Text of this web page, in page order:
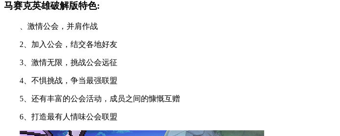
马赛克英雄破解版特色:
、激情公会，并肩作战
2、加入公会，结交各地好友
3、激情无限，挑战公会远征
4、不惧挑战，争当最强联盟
5、还有丰富的公会活动，成员之间的慷慨互赠
6、打造最有人情味公会联盟